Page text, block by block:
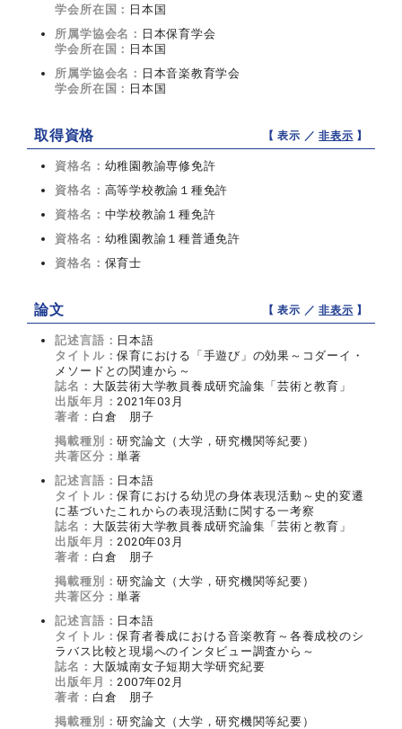
学会所在国： 日本国
所属学協会名： 日本保育学会
学会所在国： 日本国
所属学協会名： 日本音楽教育学会
学会所在国： 日本国
取得資格 【 表示 ／非表示 】
資格名： 幼稚園教諭専修免許
資格名： 高等学校教諭１種免許
資格名： 中学校教諭１種免許
資格名： 幼稚園教諭１種普通免許
資格名： 保育士
論文 【 表示 ／非表示 】
記述言語： 日本語
タイトル：保育における「手遊び」の効果～コダーイ・
メソードとの関連から～
誌名： 大阪芸術大学教員養成研究論集「芸術と教育」
出版年月：2021年03月
著者： 白倉 朋子
掲載種別：研究論文（大学，研究機関等紀要）
共著区分：単著
記述言語： 日本語
タイトル：保育における幼児の身体表現活動～史的変遷
に基づいたこれからの表現活動に関する一考察
誌名： 大阪芸術大学教員養成研究論集「芸術と教育」
出版年月：2020年03月
著者： 白倉 朋子
掲載種別：研究論文（大学，研究機関等紀要）
共著区分：単著
記述言語： 日本語
タイトル：保育者養成における音楽教育～各養成校のシ
ラバス比較と現場へのインタビュー調査から～
誌名： 大阪城南女子短期大学研究紀要
出版年月：2007年02月
著者： 白倉 朋子
掲載種別：研究論文（大学，研究機関等紀要）